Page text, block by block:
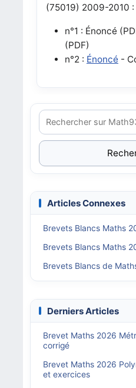
(75019) 2009-2010 :
n°1 : Énoncé
(PDF)
n°2 : Énoncé -
Articles Connexes
Brevets Blancs Maths
Brevets Blancs Maths
Brevets Blancs de
Derniers Articles
Brevet Maths 2026
corrigé
Brevet Maths 2026
et exercices